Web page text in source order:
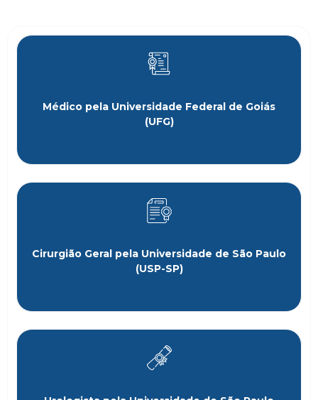
Médico pela Universidade Federal de Goiás
(UFG)
Cirurgião Geral pela Universidade de São Paulo
(USP-SP)